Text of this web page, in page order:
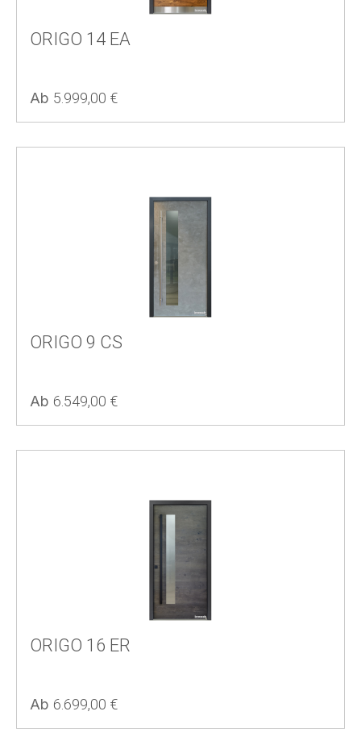
ORIGO 14 EA
Regulärer Preis:
Ab 5.999,00 €
ORIGO 9 CS
Regulärer Preis:
Ab 6.549,00 €
ORIGO 16 ER
Regulärer Preis:
Ab 6.699,00 €